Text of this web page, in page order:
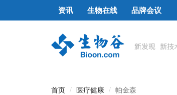
资讯 生物在线 品牌会议
首页 医疗健康 帕金森